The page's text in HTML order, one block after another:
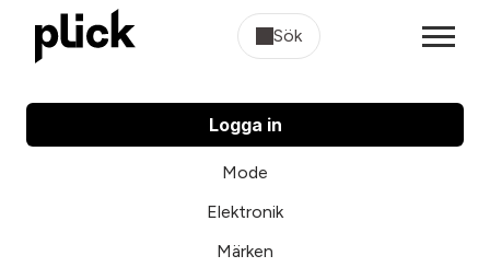
Sök
Logga in
Mode
Elektronik
Märken